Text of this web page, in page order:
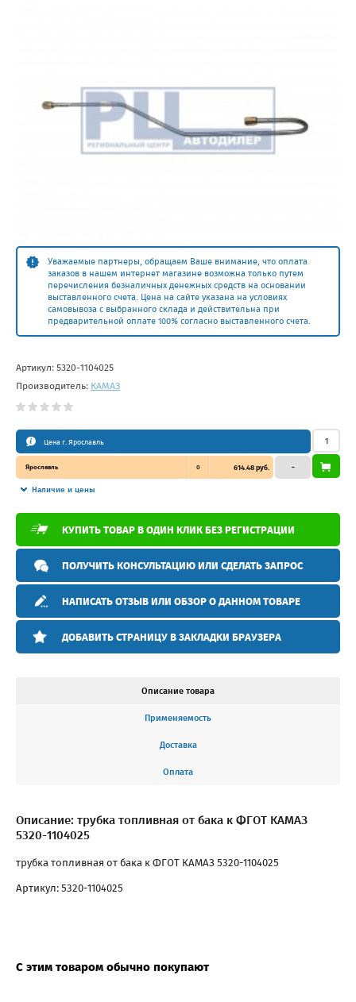
Уважаемые партнеры, обращаем Ваше внимание, что оплата
заказов в нашем интернет магазине возможна только путем
перечисления безналичных денежных средств на основании
выставленного счета. Цена на сайте указана на условиях
самовывоза с выбранного склада и действительна при
предварительной оплате 100% согласно выставленного счета.
Артикул: 5320-1104025
Производитель: КАМАЗ
Цена г. Ярославль
Ярославль 0 614.48 руб.
Наличие и цены
–
КУПИТЬ ТОВАР В ОДИН КЛИК БЕЗ РЕГИСТРАЦИИ
ПОЛУЧИТЬ КОНСУЛЬТАЦИЮ ИЛИ СДЕЛАТЬ ЗАПРОС
НАПИСАТЬ ОТЗЫВ ИЛИ ОБЗОР О ДАННОМ ТОВАРЕ
ДОБАВИТЬ СТРАНИЦУ В ЗАКЛАДКИ БРАУЗЕРА
Описание товара
Применяемость
Доставка
Оплата
Описание: трубка топливная от бака к ФГОТ КАМАЗ
5320-1104025
трубка топливная от бака к ФГОТ КАМАЗ 5320-1104025
Артикул: 5320-1104025
С этим товаром обычно покупают